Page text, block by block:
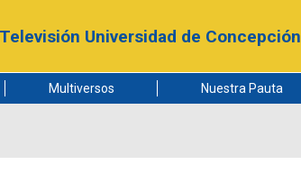
Televisión Universidad de Concepción
Multiversos Nuestra Pauta